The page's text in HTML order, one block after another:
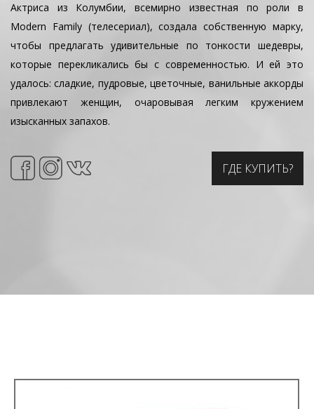
Актриса из Колумбии, всемирно известная по роли в
Modern Family (телесериал), создала собственную марку,
чтобы предлагать удивительные по тонкости шедевры,
которые перекликались бы с современностью. И ей это
удалось: сладкие, пудровые, цветочные, ванильные аккорды
привлекают женщин, очаровывая легким кружением
изысканных запахов.
ГДЕ КУПИТЬ?